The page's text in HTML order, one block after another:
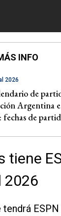
INFO
2026
de
Argentina
fechas de
tiene
2026
ESPN